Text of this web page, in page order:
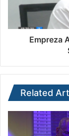
Empreza
Related